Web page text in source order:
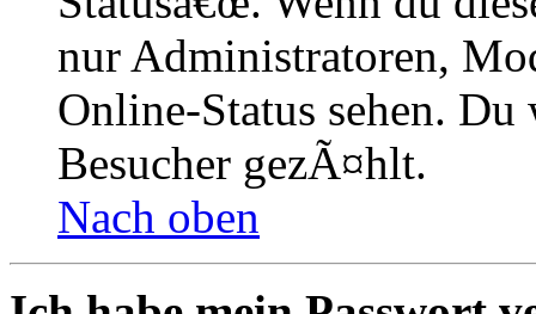
nur Administratoren,
Online-Status sehen.
Besucher gezÃ¤hlt.
Nach oben